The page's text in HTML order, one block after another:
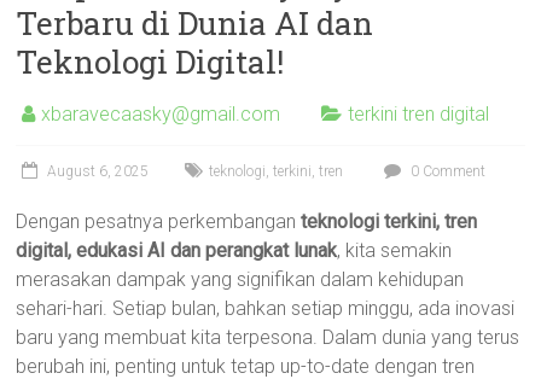
Terbaru di Dunia AI dan
Teknologi Digital!
xbaravecaasky@gmail.com terkini tren digital
August 6, 2025 teknologi,terkini,tren 0 Comment
Dengan pesatnya perkembanganteknologi terkini, tren
digital, edukasi AI dan perangkat lunak, kita semakin
merasakan dampak yang signifikan dalam kehidupan
sehari-hari. Setiap bulan, bahkan setiap minggu, ada inovasi
baru yang membuat kita terpesona. Dalam dunia yang terus
berubah ini, penting untuk tetap up-to-date dengan tren